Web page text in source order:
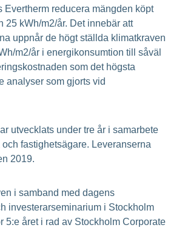
Evertherm reducera mängden köpt
25 kWh/m2/år. Det innebär att
uppnår de högt ställda klimatkraven
m2/år i energikonsumtion till såväl
som det högsta
analyser som gjorts vid
utvecklats under tre år i samarbete
fastighetsägare. Leveranserna
2019.
i samband med dagens
investerarseminarium i Stockholm
5:e året i rad av Stockholm Corporate